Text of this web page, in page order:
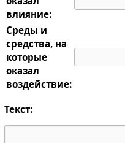
влияние:
Среды и
средства, на
которые
оказал
воздействие:
Текст: